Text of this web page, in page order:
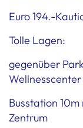
Euro 194.-
Tolle Lagen:
gegenüber
Busstation
Zentrum